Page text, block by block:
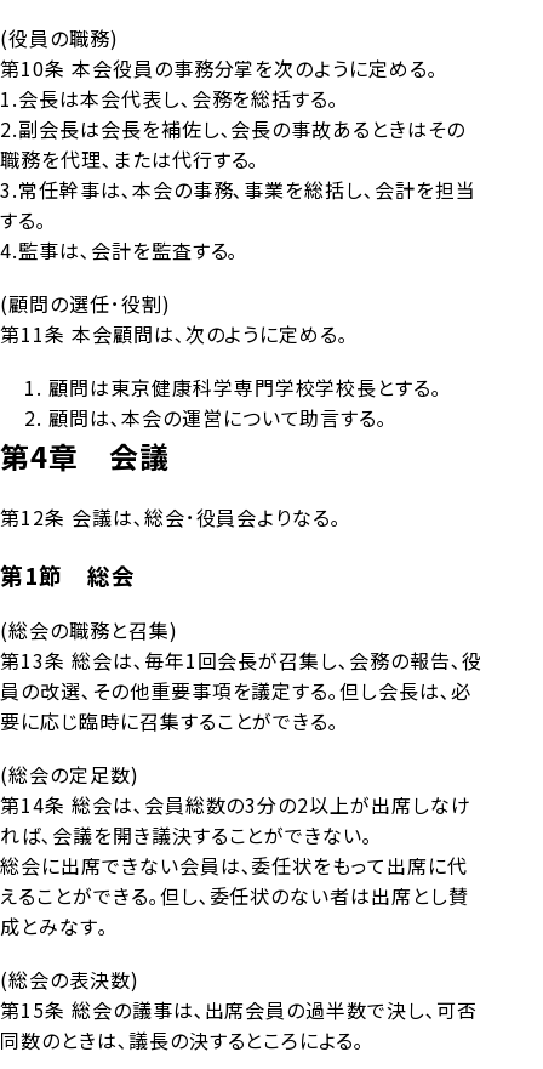
(役員の職務)
第10条 本会役員の事務分掌を次のように定める｡
1.会長は本会代表し､会務を総括する｡
2.副会長は会長を補佐し､会長の事故あるときはその
職務を代理､または代行する｡
3.常任幹事は､本会の事務､事業を総括し､会計を担当
する｡
4.監事は､会計を監査する｡
(顧問の選任･役割)
第11条 本会顧問は､次のように定める｡
顧問は東京健康科学専門学校学校長とする｡
顧問は､本会の運営について助言する｡
第4章 会議
第12条 会議は､総会･役員会よりなる｡
第1節 総会
(総会の職務と召集)
第13条 総会は､毎年1回会長が召集し､会務の報告､役
員の改選､その他重要事項を議定する｡但し会長は､必
要に応じ臨時に召集することができる｡
(総会の定足数)
第14条 総会は､会員総数の3分の2以上が出席しなけ
れば､会議を開き議決することができない｡
総会に出席できない会員は､委任状をもって出席に代
えることができる｡但し､委任状のない者は出席とし賛
成とみなす｡
(総会の表決数)
第15条 総会の議事は､出席会員の過半数で決し､可否
同数のときは､議長の決するところによる｡